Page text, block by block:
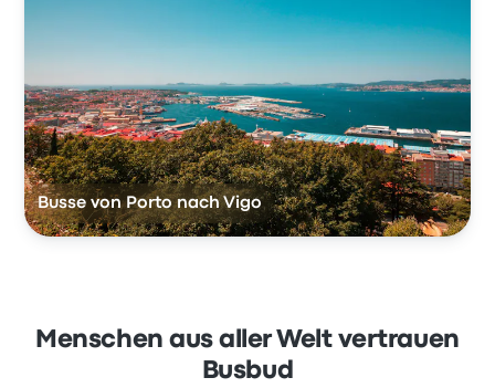
Busse von Porto nach Vigo
Menschen aus aller Welt vertrauen
Busbud